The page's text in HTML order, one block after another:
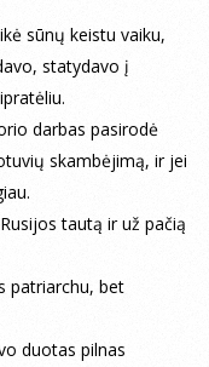
sūnų keistu vaiku,
statydavo į
darbas pasirodė
skambėjimą, ir jei
tautą ir už pačią
patriarchu, bet
duotas pilnas